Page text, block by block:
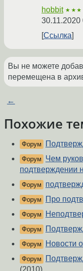
hobbit
30.11.2020
Ссылка
Вы не можете
перемещена в
←
Похожие
Форум
Форум
Чем
подтверждении
Форум
Форум Про
Форум
Форум
Форум Новости
Форум
(2010)